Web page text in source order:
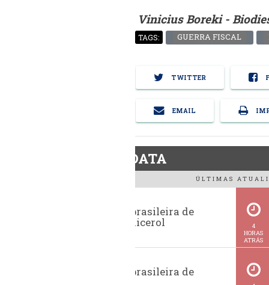
Vinicius Boreki -
TAGS: GUERRA FISCAL
TWITTER
EMAIL
BiodieselDATA
ÚLTIMAS
Exportação brasileira de
glicerina e glicerol
4
HORAS
ATRÁS
Exportação brasileira de